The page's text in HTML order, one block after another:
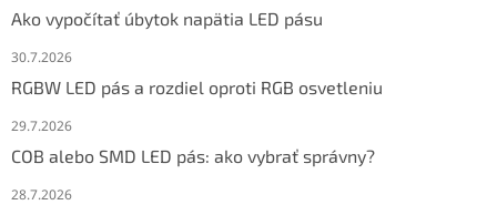
Ako vypočítať úbytok napätia LED pásu
30.7.2026
RGBW LED pás a rozdiel oproti RGB osvetleniu
29.7.2026
COB alebo SMD LED pás: ako vybrať správny?
28.7.2026